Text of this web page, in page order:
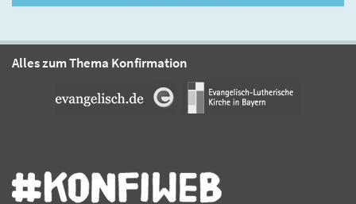
Alles zum Thema Konfirmation